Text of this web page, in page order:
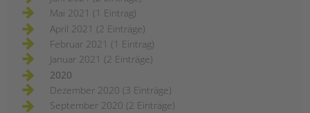
Mai 2021 (1 Eintrag)
April 2021 (2 Einträge)
Februar 2021 (1 Eintrag)
Januar 2021 (2 Einträge)
2020
Dezember 2020 (3 Einträge)
September 2020 (2 Einträge)